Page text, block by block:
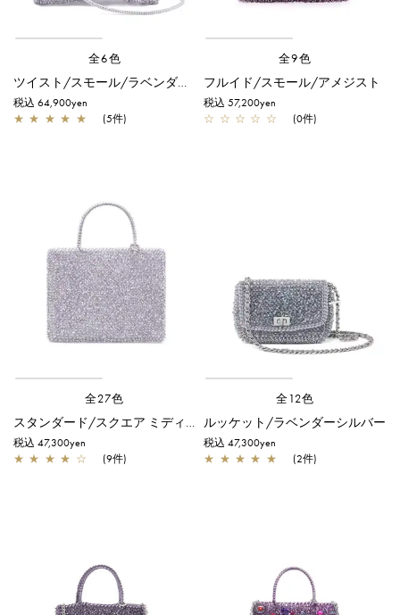
全6色
ツイスト/スモール/ラベンダーシルバー
税込 64,900yen
★ ★ ★ ★ ★ (5件)
全9色
フルイド/スモール/アメジスト
税込 57,200yen
☆ ☆ ☆ ☆ ☆ (0件)
全27色
スタンダード/スクエア ミディアム(Dリング付き)/ラベンダーシルバー
税込 47,300yen
★ ★ ★ ★ ☆ (9件)
全12色
ルッケット/ラベンダーシルバー
税込 47,300yen
★ ★ ★ ★ ★ (2件)